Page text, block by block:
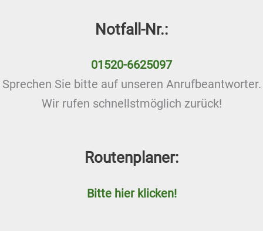
Notfall-Nr.:
01520-6625097
Sprechen Sie bitte auf unseren Anrufbeantworter.
Wir rufen schnellstmöglich zurück!
Routenplaner:
Bitte hier klicken!